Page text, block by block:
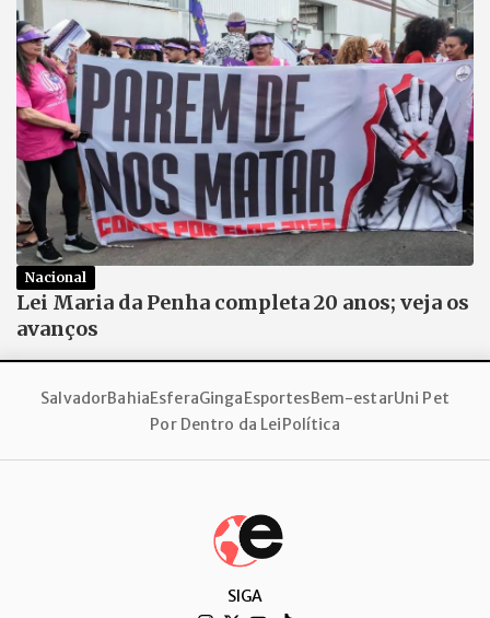
Nacional
Lei Maria da Penha completa 20 anos; veja os
avanços
SalvadorBahiaEsferaGingaEsportesBem-estarUni Pet
Por Dentro da LeiPolítica
SIGA